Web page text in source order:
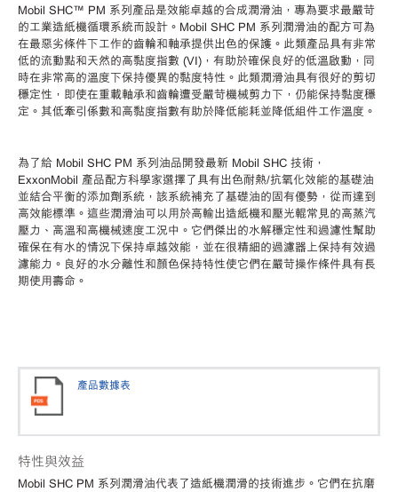
Mobil SHC™ PM 系列產品是效能卓越的合成潤滑油，專為要求最嚴苛
的工業造紙機循環系統而設計。Mobil SHC PM 系列潤滑油的配方可為
在最惡劣條件下工作的齒輪和軸承提供出色的保護。此類產品具有非常
低的流動點和天然的高黏度指數 (VI)，有助於確保良好的低溫啟動，同
時在非常高的溫度下保持優異的黏度特性。此類潤滑油具有很好的剪切
穩定性，即使在重載軸承和齒輪遭受嚴苛機械剪力下，仍能保持黏度穩
定。其低牽引係數和高黏度指數有助於降低能耗並降低組件工作溫度。
為了給 Mobil SHC PM 系列油品開發最新 Mobil SHC 技術，
ExxonMobil 產品配方科學家選擇了具有出色耐熱/抗氧化效能的基礎油
並結合平衡的添加劑系統，該系統補充了基礎油的固有優勢，從而達到
高效能標準。這些潤滑油可以用於高輸出造紙機和壓光輥常見的高蒸汽
壓力、高溫和高機械速度工況中。它們傑出的水解穩定性和過濾性幫助
確保在有水的情況下保持卓越效能，並在很精細的過濾器上保持有效過
濾能力。良好的水分離性和顏色保持特性使它們在嚴苛操作條件具有長
期使用壽命。
產品數據表
特性與效益
Mobil SHC PM 系列潤滑油代表了造紙機潤滑的技術進步。它們在抗磨